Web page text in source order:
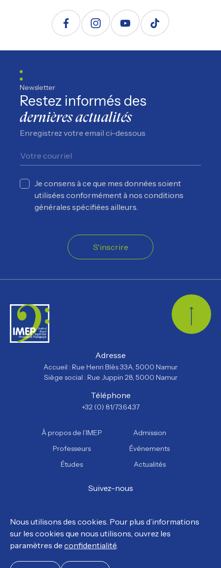
Newsletter
Restez informés des
dernières actualités
Enregistrez votre email ci-dessous
Je consens à ce que mes données soient
utilisées conformément à nos conditions
générales spécifiées ailleurs.
S'inscrire
Adresse
Accueil : Rue Henri Blès 33A, 5000 Namur
Siège social : Rue Juppin 28, 5000 Namur
Téléphone
+32 (0) 81/73.64.37
À propos de l’IMEP
Professeurs
Études
Admission
Événements
Actualités
Suivez-nous
© Tous droits réservés, IMEP 2026.
Nous utilisons des cookies. Pour plus d’informations
sur les cookies que nous utilisons, ouvrez les
paramètres de confidentialité.